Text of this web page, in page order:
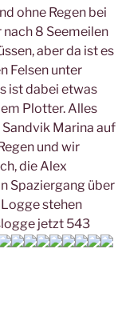
ohne Regen bei
nach 8 Seemeilen
aber da ist es
Felsen unter
ist dabei etwas
Plotter. Alles
Marina auf
und wir
die Alex
Spaziergang über
stehen
jetzt 543